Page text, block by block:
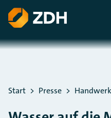
ZUM HAUPTINHALT
ZUR SUCHE SPRINGEN
Start Presse